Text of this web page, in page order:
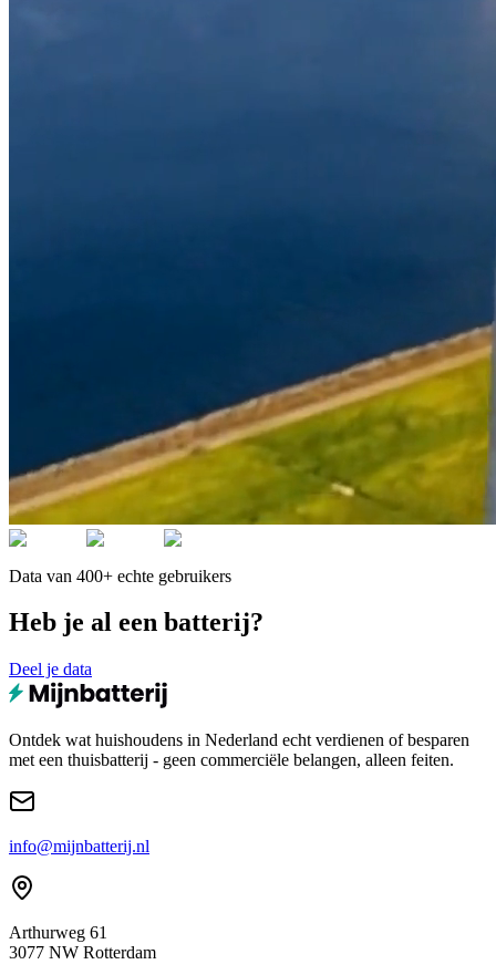
Data van 400+ echte gebruikers
Heb je al een batterij?
Deel je data
Ontdek wat huishoudens in Nederland echt verdienen of besparen
met een thuisbatterij - geen commerciële belangen, alleen feiten.
info@mijnbatterij.nl
Arthurweg 61
3077 NW Rotterdam